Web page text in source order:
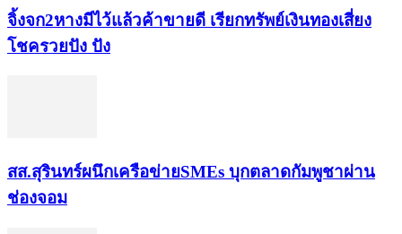
จิ้งจก​2​หาง​มีไว้แล้ว​ค้าขาย​ดี​ เรียก​ทรัพย์เงินทอง​เสี่ยง
โชค​รวยปัง​ ปัง​
สส.สุรินทร์ผนึกเครือข่ายSMEs บุกตลาดกัมพูชาผ่าน
ช่องจอม